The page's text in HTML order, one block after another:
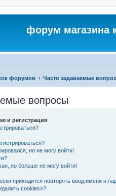
форум магазина
форумов Часто задаваемые
вопросы
и регистрация
но не могу войти!
но больше не могу войти!
приходится повторять ввод имени и
cookies»?